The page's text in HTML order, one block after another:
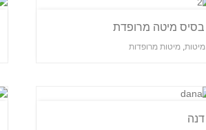
בסיס מיטה מרופדת
מיטות, מיטות מרופדות
דנה